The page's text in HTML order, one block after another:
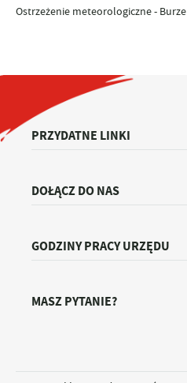
Ostrzeżenie meteorologiczne - Burze
PRZYDATNE LINKI
DOŁĄCZ DO NAS
GODZINY PRACY URZĘDU
MASZ PYTANIE?